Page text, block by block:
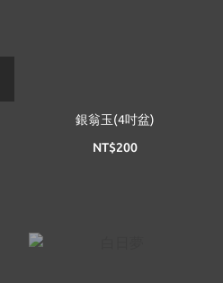
銀翁玉(4吋盆)
NT$200